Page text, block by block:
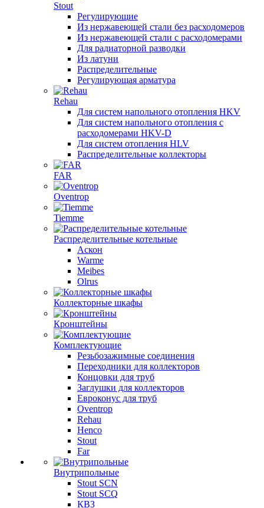
Stout
Регулирующие
Из нержавеющей стали без расходомеров
Из нержавеющей стали с расходомерами
Для радиаторной разводки
Из латуни
Распределительные
Регулирующая арматура
Rehau
Для систем напольного отопления HKV
Для систем напольного отопления с
расходомерами HKV-D
Для систем отопления HLV
Распределительные коллекторы
FAR
Oventrop
Tiemme
Распределительные котельные
Аскон
Warme
Meibes
Olrus
Коллекторные шкафы
Кронштейны
Комплектующие
Резьбозажимные соединения
Переходники для коллекторов
Концовки для труб
Заглушки для коллекторов
Евроконус для труб
Oventrop
Rehau
Henco
Stout
Far
Внутрипольные
Stout SCN
Stout SCQ
КВЗ